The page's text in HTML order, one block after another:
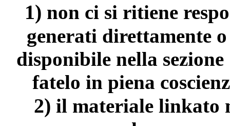
1) non ci si ritiene
generati direttamente
disponibile nella
fatelo in piena
2) il materiale linkato